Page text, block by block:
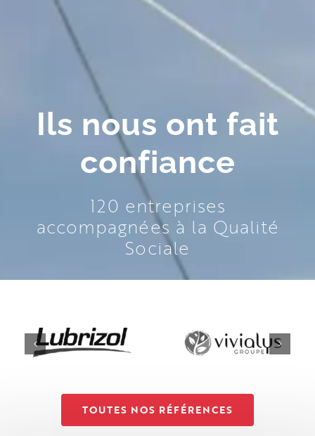
Ils nous ont fait
confiance
120 entreprises
accompagnées à la Qualité
Sociale
TOUTES NOS RÉFÉRENCES